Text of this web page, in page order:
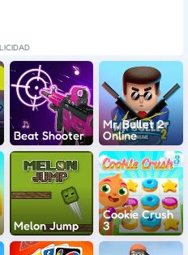
Beat Shooter
Mr. Bullet 2
Online
Melon Jump
Cookie Crush
3